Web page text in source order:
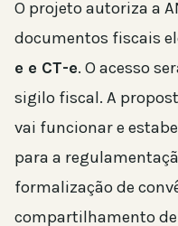
O projeto autoriza a
documentos fiscais
e e CT-e. O acesso
sigilo fiscal. A
vai funcionar e
para a
formalização de
compartilhamento